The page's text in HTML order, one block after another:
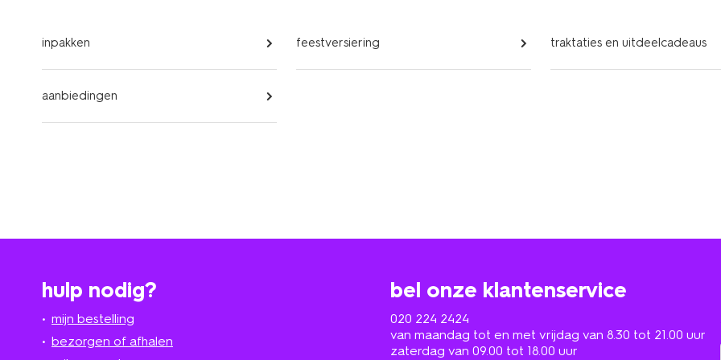
inpakken feestversiering traktaties en uitdeelcadeaus
aanbiedingen
hulp nodig?
mijn bestelling
bezorgen of afhalen
bel onze klantenservice
020 224 2424
van maandag tot en met vrijdag van 8.30 tot 21.00 uur
zaterdag van 09.00 tot 18.00 uur